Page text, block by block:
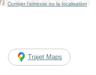
Corriger l’adresse ou la localisation
Trajet Maps